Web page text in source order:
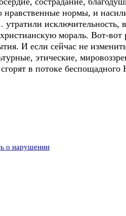
нормы, и
утратили
мораль. Вот-вот
И если сейчас не
этические,
сгорят в потоке
о нарушении